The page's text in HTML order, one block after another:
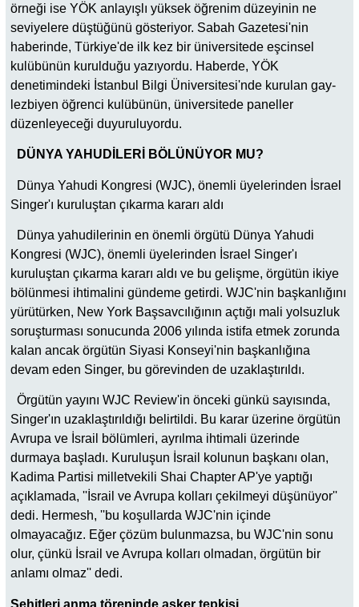
örneği ise YÖK anlayışlı yüksek öğrenim düzeyinin ne
seviyelere düştüğünü gösteriyor. Sabah Gazetesi'nin
haberinde, Türkiye'de ilk kez bir üniversitede eşcinsel
kulübünün kurulduğu yazıyordu. Haberde, YÖK
denetimindeki İstanbul Bilgi Üniversitesi'nde kurulan gay-
lezbiyen öğrenci kulübünün, üniversitede paneller
düzenleyeceği duyuruluyordu.
DÜNYA YAHUDİLERİ BÖLÜNÜYOR MU?
Dünya Yahudi Kongresi (WJC), önemli üyelerinden İsrael
Singer'ı kuruluştan çıkarma kararı aldı
Dünya yahudilerinin en önemli örgütü Dünya Yahudi
Kongresi (WJC), önemli üyelerinden İsrael Singer'ı
kuruluştan çıkarma kararı aldı ve bu gelişme, örgütün ikiye
bölünmesi ihtimalini gündeme getirdi. WJC'nin başkanlığını
yürütürken, New York Başsavcılığının açtığı mali yolsuzluk
soruşturması sonucunda 2006 yılında istifa etmek zorunda
kalan ancak örgütün Siyasi Konseyi'nin başkanlığına
devam eden Singer, bu görevinden de uzaklaştırıldı.
Örgütün yayını WJC Review'in önceki günkü sayısında,
Singer'ın uzaklaştırıldığı belirtildi. Bu karar üzerine örgütün
Avrupa ve İsrail bölümleri, ayrılma ihtimali üzerinde
durmaya başladı. Kuruluşun İsrail kolunun başkanı olan,
Kadima Partisi milletvekili Shai Chapter AP'ye yaptığı
açıklamada, ''İsrail ve Avrupa kolları çekilmeyi düşünüyor''
dedi. Hermesh, ''bu koşullarda WJC'nin içinde
olmayacağız. Eğer çözüm bulunmazsa, bu WJC'nin sonu
olur, çünkü İsrail ve Avrupa kolları olmadan, örgütün bir
anlamı olmaz'' dedi.
Şehitleri anma töreninde asker tepkisi